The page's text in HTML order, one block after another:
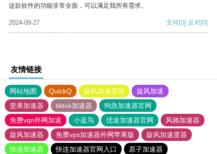
这款软件的功能非常全面，可以满足我所有需求。
2024-09-27 支持[0] 反对[0]
友情链接
网站地图 QuickQ 旋风加速度器
旋风加速
坚果加速器
tiktok加速器
狗急加速器官网
免费vqn外网加速
小蓝鸟 优途加速器官网
风驰加速器
旋风加速器
免费vps加速器外网苹果版
旋风加速度器
快连加速器
快连加速器官网入口
原子加速器